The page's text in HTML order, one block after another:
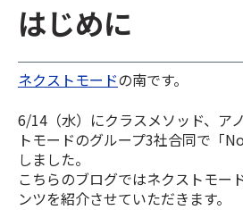
はじめに
ネクストモードの南です。
6/14（水）にクラスメソッド、ア
トモードのグループ3社合同で「
しました。
こちらのブログではネクストモー
ンツを紹介させていただきます。